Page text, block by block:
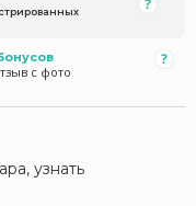
с фото
узнать